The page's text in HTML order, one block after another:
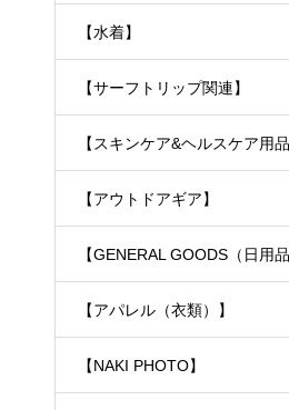
【水着】
【サーフトリップ関連】
【スキンケア&ヘルスケア用品
【アウトドアギア】
【GENERAL GOODS（日用
【アパレル（衣類）】
【NAKI PHOTO】